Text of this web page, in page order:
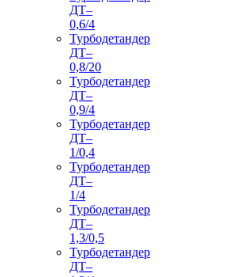
ДТ–
0,6/4
Турбодетандер
ДТ–
0,8/20
Турбодетандер
ДТ–
0,9/4
Турбодетандер
ДТ–
1/0,4
Турбодетандер
ДТ–
1/4
Турбодетандер
ДТ–
1,3/0,5
Турбодетандер
ДТ–